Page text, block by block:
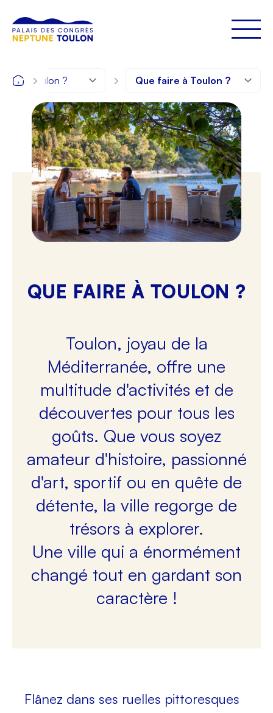
QUE FAIRE À TOULON ?
Toulon, joyau de la
Méditerranée, offre une
multitude d'activités et de
découvertes pour tous les
goûts. Que vous soyez
amateur d'histoire, passionné
d'art, sportif ou en quête de
détente, la ville regorge de
trésors à explorer.
Une ville qui a énormément
changé tout en gardant son
caractère !
Flânez dans ses ruelles pittoresques